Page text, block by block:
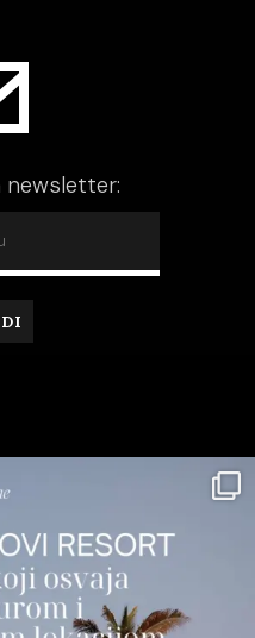
newsletter: